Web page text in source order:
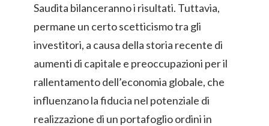
Saudita bilanceranno i risultati. Tuttavia,
permane un certo scetticismo tra gli
investitori, a causa della storia recente di
aumenti di capitale e preoccupazioni per il
rallentamento dell’economia globale, che
influenzano la fiducia nel potenziale di
realizzazione di un portafoglio ordini in